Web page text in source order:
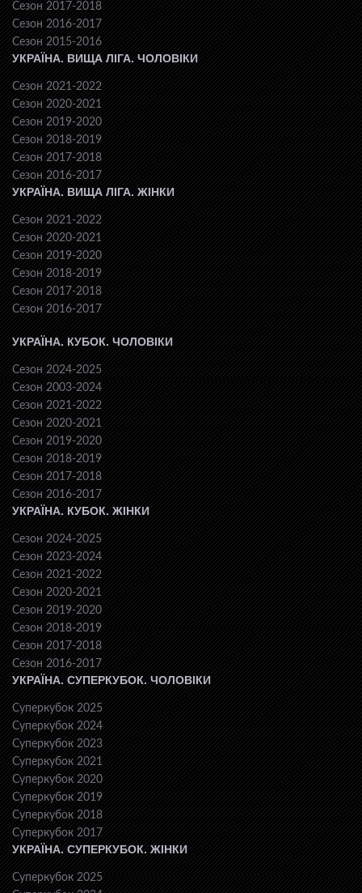
Сезон 2017-2018
Сезон 2016-2017
Сезон 2015-2016
УКРАЇНА. ВИЩА ЛІГА. ЧОЛОВІКИ
Сезон 2021-2022
Сезон 2020-2021
Сезон 2019-2020
Сезон 2018-2019
Сезон 2017-2018
Сезон 2016-2017
УКРАЇНА. ВИЩА ЛІГА. ЖІНКИ
Сезон 2021-2022
Сезон 2020-2021
Сезон 2019-2020
Сезон 2018-2019
Сезон 2017-2018
Сезон 2016-2017
УКРАЇНА. КУБОК. ЧОЛОВІКИ
Сезон 2024-2025
Сезон 2003-2024
Сезон 2021-2022
Сезон 2020-2021
Сезон 2019-2020
Сезон 2018-2019
Сезон 2017-2018
Сезон 2016-2017
УКРАЇНА. КУБОК. ЖІНКИ
Сезон 2024-2025
Сезон 2023-2024
Сезон 2021-2022
Сезон 2020-2021
Сезон 2019-2020
Сезон 2018-2019
Сезон 2017-2018
Сезон 2016-2017
УКРАЇНА. СУПЕРКУБОК. ЧОЛОВІКИ
Суперкубок 2025
Суперкубок 2024
Суперкубок 2023
Суперкубок 2021
Суперкубок 2020
Суперкубок 2019
Суперкубок 2018
Суперкубок 2017
УКРАЇНА. СУПЕРКУБОК. ЖІНКИ
Суперкубок 2025